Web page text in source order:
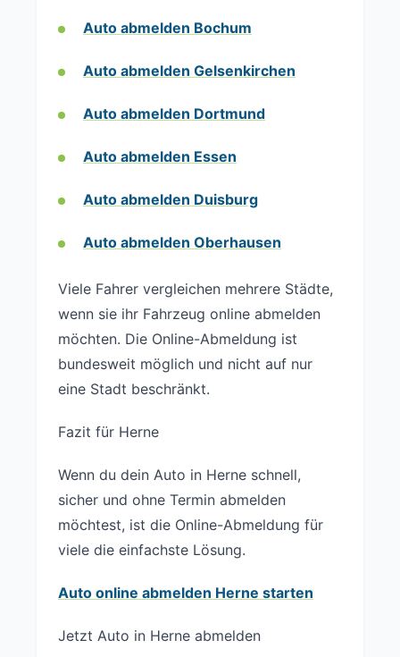
Auto abmelden Bochum
Auto abmelden Gelsenkirchen
Auto abmelden Dortmund
Auto abmelden Essen
Auto abmelden Duisburg
Auto abmelden Oberhausen
Viele Fahrer vergleichen mehrere Städte,
wenn sie ihr Fahrzeug online abmelden
möchten. Die Online-Abmeldung ist
bundesweit möglich und nicht auf nur
eine Stadt beschränkt.
Fazit für Herne
Wenn du dein Auto in Herne schnell,
sicher und ohne Termin abmelden
möchtest, ist die Online-Abmeldung für
viele die einfachste Lösung.
Auto online abmelden Herne starten
Jetzt Auto in Herne abmelden